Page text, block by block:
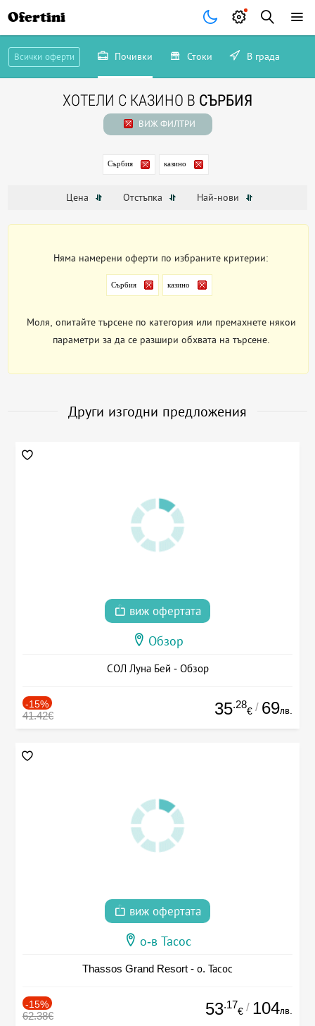
Ofertini
Всички оферти Почивки Стоки В града
ХОТЕЛИ С КАЗИНО В СЪРБИЯ
ВИЖ ФИЛТРИ
Сърбия казино
Цена Отстъпка Най-нови
Няма намерени оферти по избраните критерии:
Сърбия казино
Моля, опитайте търсене по категория или премахнете някои
параметри за да се разшири обхвата на търсене.
Други изгодни предложения
виж офертата
Обзор
СОЛ Луна Бей - Обзор
-15%
41.42€ 35.28
€ / 69лв.
виж офертата
о-в Тасос
Thassos Grand Resort - о. Тасос
-15%
62.38€ 53.17
€ / 104лв.